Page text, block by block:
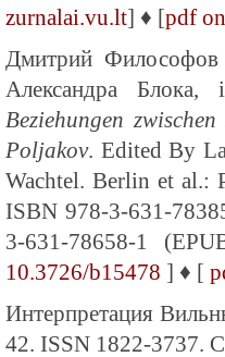
zurnalai.vu.lt] ♦ [pdf
Дмитрий
Александра Блока,
Beziehungen
Poljakov. Edited By
Wachtel. Berlin et al.:
ISBN 978-3-631-
3-631-78658-1
10.3726/b15478 ] ♦ [
Интерпретация
42. ISSN 1822-3737.